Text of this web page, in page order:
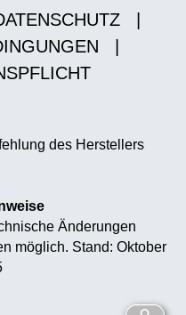
des Herstellers
Änderungen
möglich. Stand: Oktober